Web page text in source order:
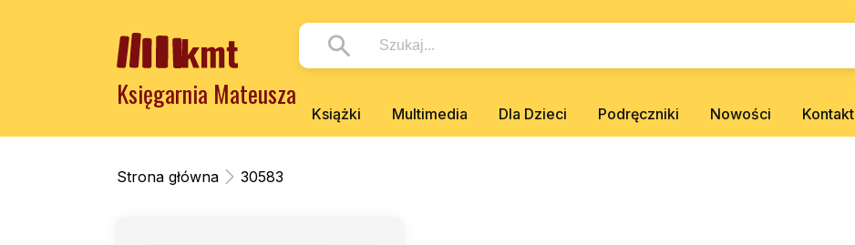
Księgarnia Mateusza
Książki Multimedia Dla Dzieci Podręczniki Nowości Kontakt
Strona główna 30583